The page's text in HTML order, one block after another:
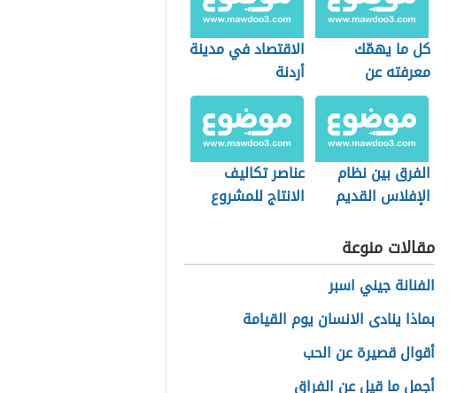
كل ما يهمّك
معرفته عن
العملات الرقمية
المستقرة
الاقتصاد في مدينة
أردنة
الفرق بين نظام
الإفلاس القديم
عناصر تكاليف
الانتاج للمشروع
مقالات منوعة
الفنانة جيني اسبر
بماذا ينادى الانسان يوم القيامة
أقوال قصيرة عن الحب
أجمل ما قيل عن الفراق